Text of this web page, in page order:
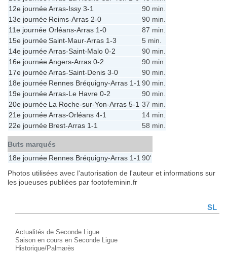
12e journéeArras-Issy 3-1
90 min.
13e journée Reims-Arras 2-0
90 min.
11e journée Orléans-Arras 1-0
87 min.
15e journéeSaint-Maur-Arras 1-3
5 min.
14e journéeArras-Saint-Malo 0-2
90 min.
16e journéeAngers-Arras 0-2
90 min.
17e journéeArras-Saint-Denis 3-0
90 min.
18e journée Rennes Bréquigny-Arras 1-1 90 min.
19e journéeArras-Le Havre 0-2
90 min.
20e journée La Roche-sur-Yon-Arras 5-1 37 min.
21e journéeArras-Orléans 4-1
14 min.
22e journée Brest-Arras 1-1 58 min.
Buts marqués
18e journée Rennes Bréquigny-Arras 1-1 90'
Photos utilisées avec l'autorisation de l'auteur et informations sur
les joueuses publiées par footofeminin.fr
SL
Actualités de Seconde Ligue
Saison en cours en Seconde Ligue
Historique/Palmarès